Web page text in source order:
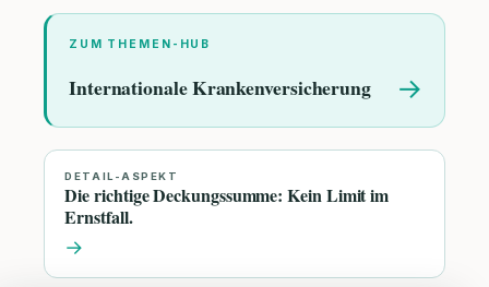
ZUM THEMEN-HUB
Internationale Krankenversicherung →
DETAIL-ASPEKT
Die richtige Deckungssumme: Kein Limit im
Ernstfall.
→